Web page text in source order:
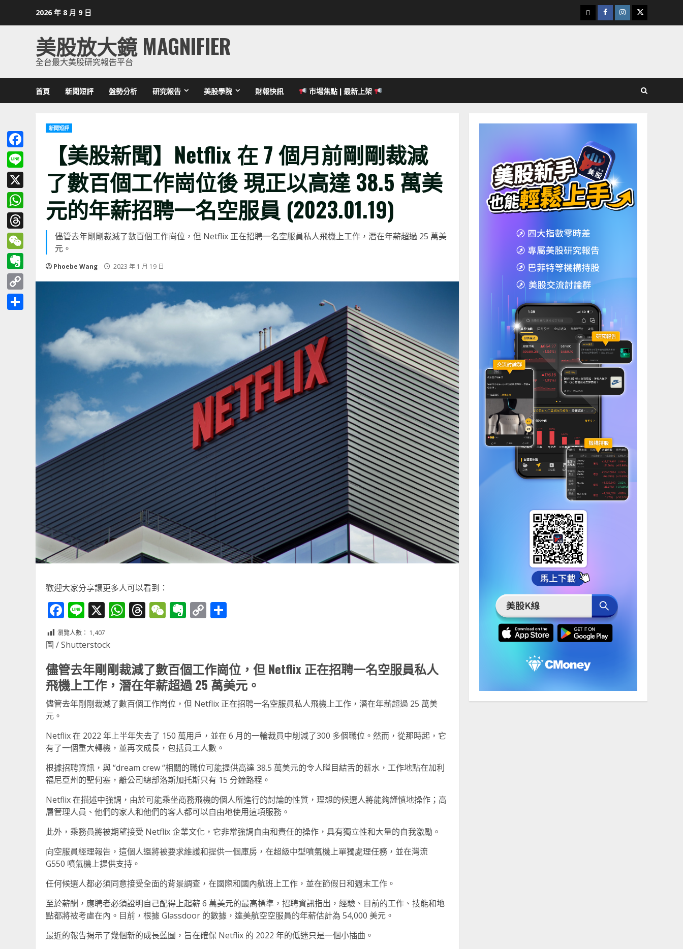
2026 年 8 月 9 日
下
載
Facebook
Instagram
Twitter
美股放大鏡 MAGNIFIER
全台最大美股研究報告平台
首頁 新聞短評 盤勢分析 研究報告 美股學院 財報快訊 市場焦點 | 最新上架
新聞短評
【美股新聞】Netflix 在 7 個月前剛剛裁減
了數百個工作崗位後 現正以高達 38.5 萬美
元的年薪招聘一名空服員 (2023.01.19)
儘管去年剛剛裁減了數百個工作崗位，但 Netflix 正在招聘一名空服員私人飛機上工作，潛在年薪超過 25 萬美
元。
Phoebe Wang 2023 年 1 月 19 日
歡迎大家分享讓更多人可以看到：
Facebook
Line
X WhatsApp
Threads
WeChat
Evernote
Copy
瀏覽人數： 1,407
圖 / Shutterstock
儘管去年剛剛裁減了數百個工作崗位，但 Netflix 正在招聘一名空服員私人
飛機上工作，潛在年薪超過 25 萬美元。
儘管去年剛剛裁減了數百個工作崗位，但 Netflix 正在招聘一名空服員私人飛機上工作，潛在年薪超過 25 萬美
元。
Netflix 在 2022 年上半年失去了 150 萬用戶，並在 6 月的一輪裁員中削減了300 多個職位。然而，從那時起，它
有了一個重大轉機，並再次成長，包括員工人數。
根據招聘資訊，與 “dream crew “相關的職位可能提供高達 38.5 萬美元的令人瞠目結舌的薪水，工作地點在加利
福尼亞州的聖何塞，離公司總部洛斯加托斯只有 15 分鐘路程。
Netflix 在描述中強調，由於可能乘坐商務飛機的個人所進行的討論的性質，理想的候選人將能夠謹慎地操作；高
層管理人員、他們的家人和他們的客人都可以自由地使用這項服務。
此外，乘務員將被期望接受 Netflix 企業文化，它非常強調自由和責任的操作，具有獨立性和大量的自我激勵。
向空服員經理報告，這個人還將被要求維護和提供一個庫房，在超級中型噴氣機上單獨處理任務，並在灣流
G550 噴氣機上提供支持。
任何候選人都必須同意接受全面的背景調查，在國際和國內航班上工作，並在節假日和週末工作。
至於薪酬，應聘者必須證明自己配得上起薪 6 萬美元的最高標準，招聘資訊指出，經驗、目前的工作、技能和地
點都將被考慮在內。目前，根據 Glassdoor 的數據，達美航空空服員的年薪估計為 54,000 美元。
最近的報告揭示了幾個新的成長藍圖，旨在確保 Netflix 的 2022 年的低迷只是一個小插曲。
Facebook
Line
X
WhatsApp
Threads
WeChat
Evernote
Copy